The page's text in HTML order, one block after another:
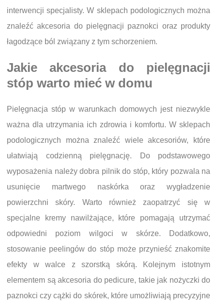
interwencji specjalisty. W sklepach podologicznych można
znaleźć akcesoria do pielęgnacji paznokci oraz produkty
łagodzące ból związany z tym schorzeniem.
Jakie akcesoria do pielęgnacji
stóp warto mieć w domu
Pielęgnacja stóp w warunkach domowych jest niezwykle
ważna dla utrzymania ich zdrowia i komfortu. W sklepach
podologicznych można znaleźć wiele akcesoriów, które
ułatwiają codzienną pielęgnację. Do podstawowego
wyposażenia należy dobra pilnik do stóp, który pozwala na
usunięcie martwego naskórka oraz wygładzenie
powierzchni skóry. Warto również zaopatrzyć się w
specjalne kremy nawilżające, które pomagają utrzymać
odpowiedni poziom wilgoci w skórze. Dodatkowo,
stosowanie peelingów do stóp może przynieść znakomite
efekty w walce z szorstką skórą. Kolejnym istotnym
elementem są akcesoria do pedicure, takie jak nożyczki do
paznokci czy cążki do skórek, które umożliwiają precyzyjne